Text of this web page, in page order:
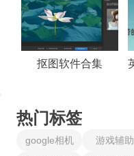
抠图软件合集
热门标签
google相机 游戏辅助